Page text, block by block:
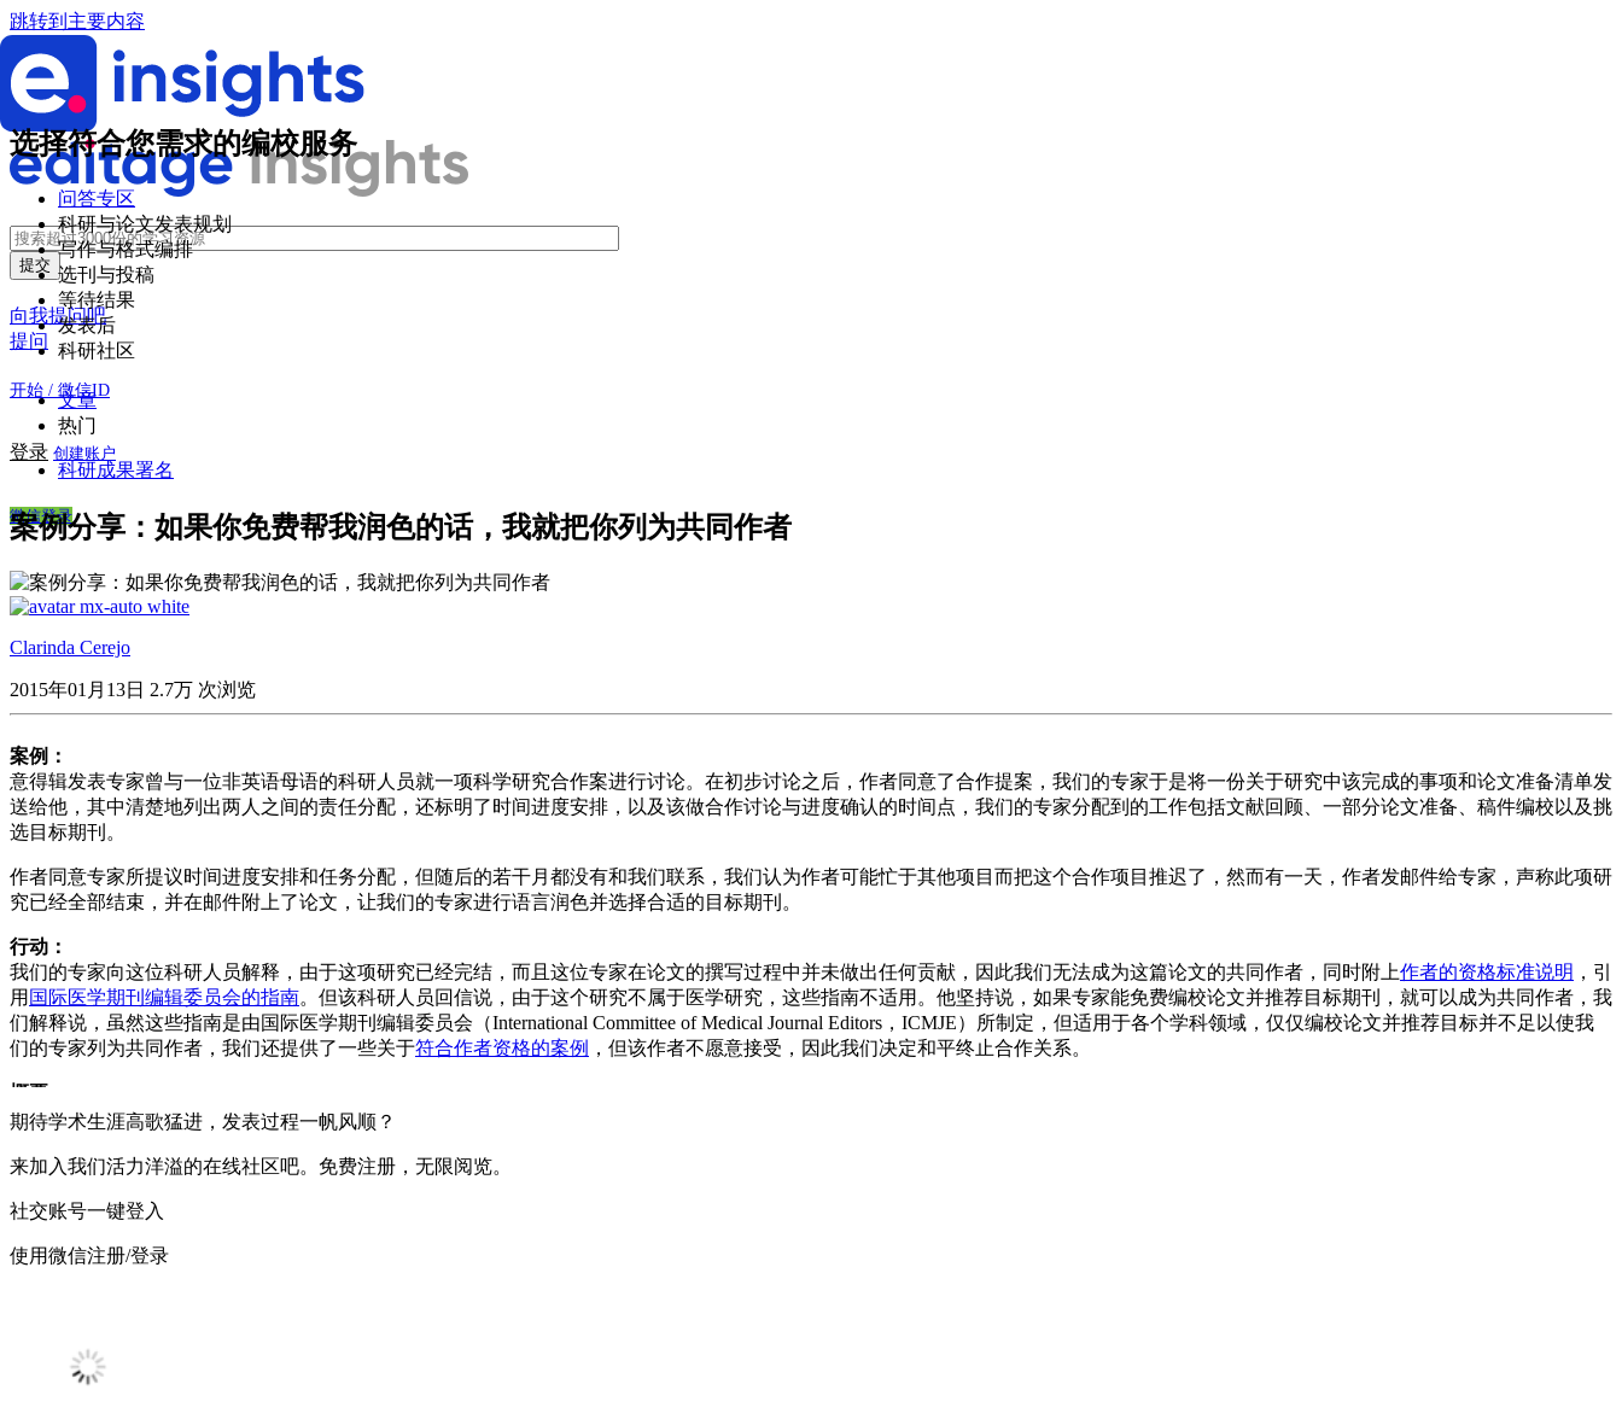
跳转到主要内容
向我提问吧
提问
开始 / 微信ID
登录 创建账户
微信登录
选择符合您需求的编校服务
问答专区
科研与论文发表规划
写作与格式编排
选刊与投稿
等待结果
发表后
科研社区
文章
热门
科研成果署名
案例分享：如果你免费帮我润色的话，我就把你列为共同作者
Clarinda Cerejo
2015年01月13日 2.7万 次浏览
案例：
意得辑发表专家曾与一位非英语母语的科研人员就一项科学研究合作案进行讨论。在初步讨论之后，作者同意了合作提案，我们的专家于是将一份关于研究中该完成的事项和论文准备清单发
送给他，其中清楚地列出两人之间的责任分配，还标明了时间进度安排，以及该做合作讨论与进度确认的时间点，我们的专家分配到的工作包括文献回顾、一部分论文准备、稿件编校以及挑
选目标期刊。
作者同意专家所提议时间进度安排和任务分配，但随后的若干月都没有和我们联系，我们认为作者可能忙于其他项目而把这个合作项目推迟了，然而有一天，作者发邮件给专家，声称此项研
究已经全部结束，并在邮件附上了论文，让我们的专家进行语言润色并选择合适的目标期刊。
行动：
我们的专家向这位科研人员解释，由于这项研究已经完结，而且这位专家在论文的撰写过程中并未做出任何贡献，因此我们无法成为这篇论文的共同作者，同时附上作者的资格标准说明 ，引
用 国际医学期刊编辑委员会的指南。但该科研人员回信说，由于这个研究不属于医学研究，这些指南不适用。他坚持说，如果专家能免费编校论文并推荐目标期刊，就可以成为共同作者，我
们解释说，虽然这些指南是由国际医学期刊编辑委员会（International Committee of Medical Journal Editors，ICMJE）所制定，但适用于各个学科领域，仅仅编校论文并推荐目标并不足以使我
们的专家列为共同作者，我们还提供了一些关于符合作者资格的案例 ，但该作者不愿意接受，因此我们决定和平终止合作关系。
概要：
科研人员不了解论文署名的规则，因此诸如“客座作者”（guest authorship）这样
Publication Ethics，COPE）制定的指南。
期待学术生涯高歌猛进，发表过程一帆风顺？
来加入我们活力洋溢的在线社区吧。免费注册，无限阅览。
社交账号一键登入
使用微信注册/登录